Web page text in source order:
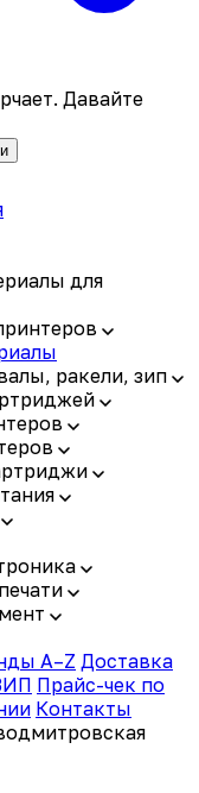
Давайте
для
ракели, зип
A–Z Доставка
Прайс-чек по
Контакты